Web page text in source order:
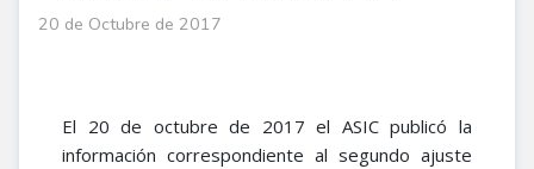
20 de Octubre de 2017
El 20 de octubre de 2017 el ASIC publicó la
información correspondiente al segundo ajuste